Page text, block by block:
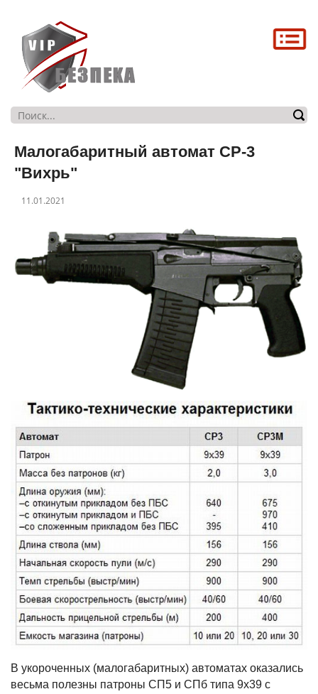
Про нас
Магазин
Контакти
Малогабаритный автомат СР-3
"Вихрь"
11.01.2021
В укороченных (малогабаритных) автоматах оказались
весьма полезны патроны СП5 и СПб типа 9x39 с